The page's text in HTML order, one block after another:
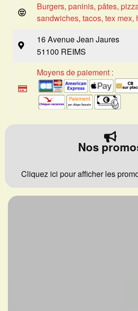
Burgers, paninis, pâtes,
sandwiches, tacos, tex mex,
16 Avenue Jean Jaures
51100 REIMS
Moyens de paiement :
Nos
Cliquez ici pour afficher les